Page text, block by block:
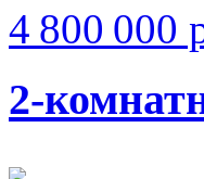
4 800 000
2-